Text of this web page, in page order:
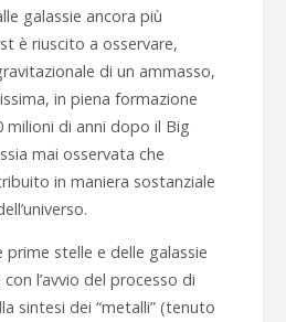
galassie ancora più
è riuscito a osservare,
di un ammasso,
in piena formazione
milioni di anni dopo il Big
mai osservata che
in maniera sostanziale
prime stelle e delle galassie
l’avvio del processo di
sintesi dei “metalli” (tenuto